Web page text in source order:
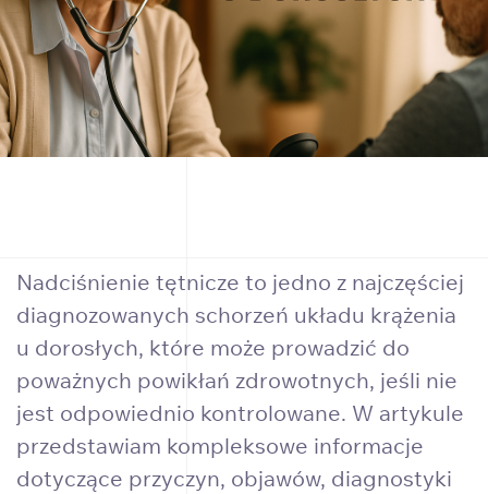
Nadciśnienie tętnicze to jedno z najczęściej
diagnozowanych schorzeń układu krążenia
u dorosłych, które może prowadzić do
poważnych powikłań zdrowotnych, jeśli nie
jest odpowiednio kontrolowane. W artykule
przedstawiam kompleksowe informacje
dotyczące przyczyn, objawów, diagnostyki